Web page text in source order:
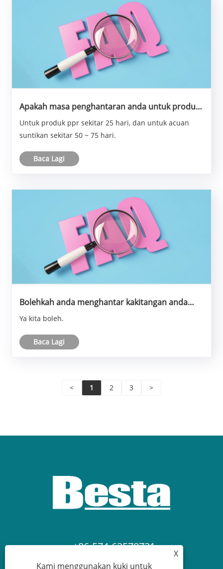
Apakah masa penghantaran anda untuk produk
Untuk produk ppr sekitar 25 hari, dan untuk acuan
suntikan sekitar 50 ~ 75 hari.
Baca Lagi
Bolehkah anda menghantar kakitangan anda
acuan anda?
Ya kita boleh.
Baca Lagi
< 1 2 3 >
+86-574-62578731
X
Kami menggunakan kuki untuk